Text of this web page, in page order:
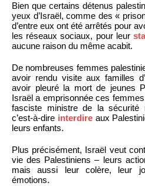
Bien que certains détenus
yeux d’Israël, comme des «
d’entre eux ont été arrêtés pour
les réseaux sociaux, pour leur
aucune raison du même acabit.
De nombreuses femmes
avoir rendu visite aux familles
avoir pleuré la mort de jeunes
Israël a emprisonnée ces
fasciste ministre de la sécurité
c’est-à-dire interdireaux
leurs enfants.
Plus précisément, Israël veut
vie des Palestiniens – leurs
mais aussi leur colère, leur
émotions.